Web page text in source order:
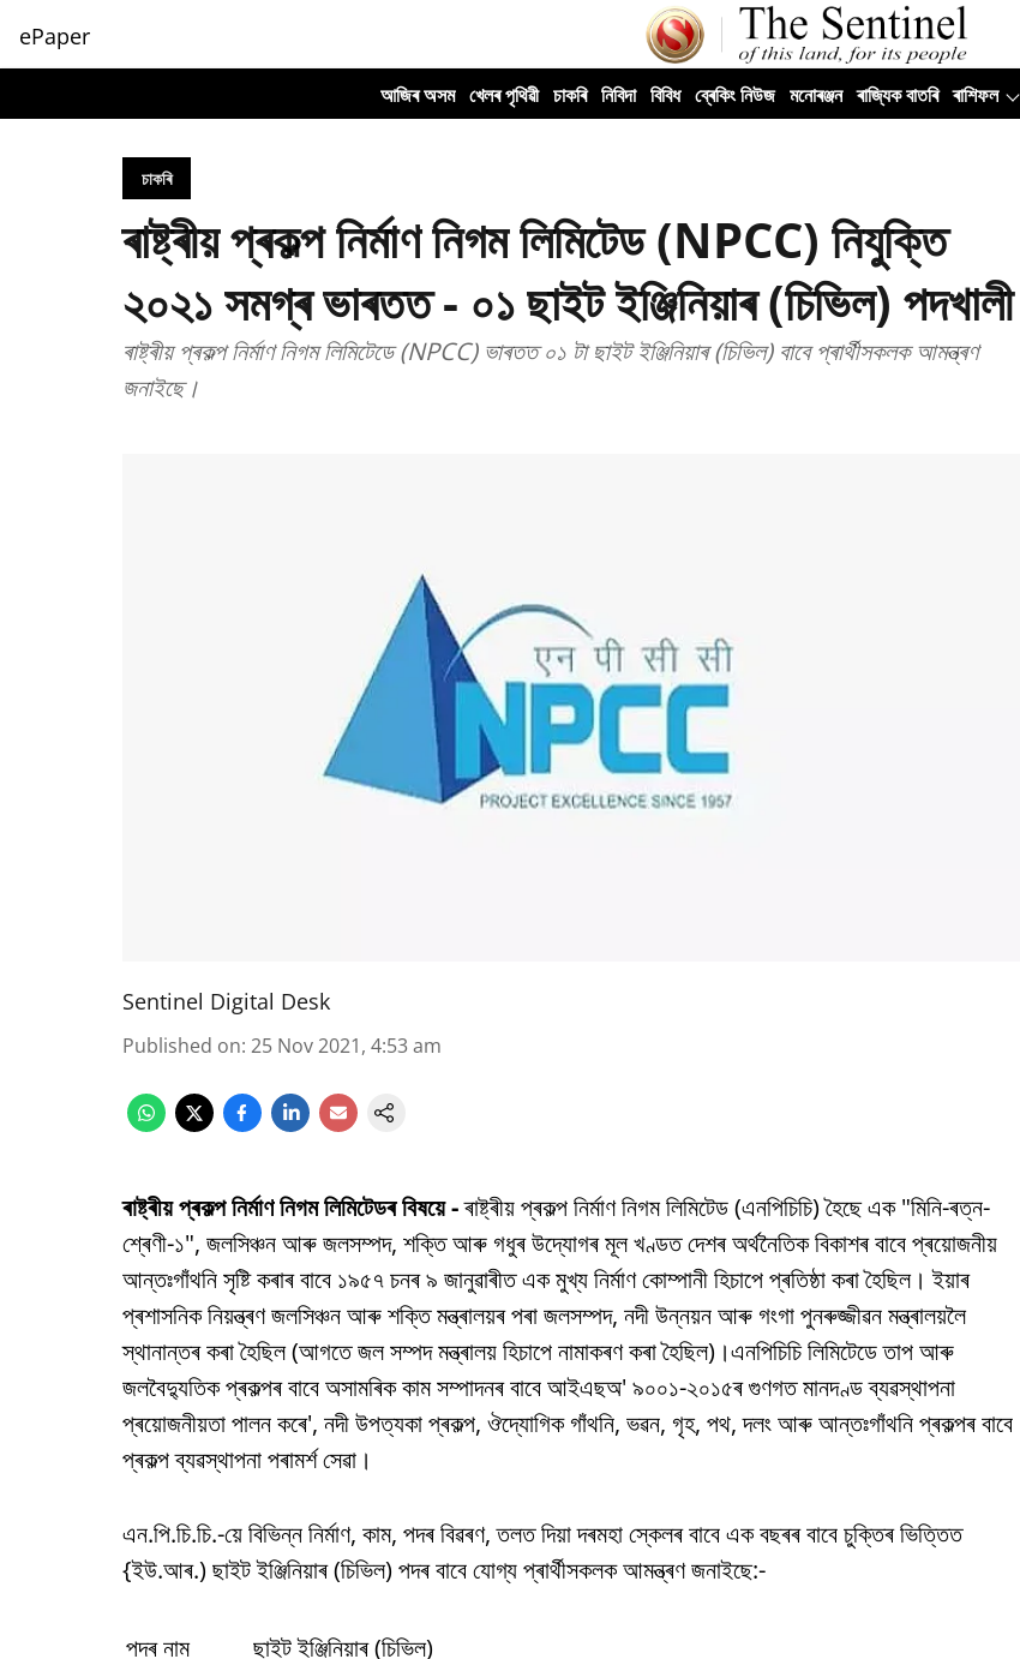
ePaper
আজিৰ অসম খেলৰ পৃথিৱী চাকৰি নিবিদা বিবিধ ব্ৰেকিং নিউজ মনোৰঞ্জন ৰাজ্যিক বাতৰি ৰাশিফল
চাকৰি
ৰাষ্ট্ৰীয় প্ৰকল্প নিৰ্মাণ নিগম লিমিটেড (NPCC) নিযুক্তি
২০২১ সমগ্ৰ ভাৰতত - ০১ ছাইট ইঞ্জিনিয়াৰ (চিভিল) পদখালী
ৰাষ্ট্ৰীয় প্ৰকল্প নিৰ্মাণ নিগম লিমিটেডে (NPCC) ভাৰতত ০১ টা ছাইট ইঞ্জিনিয়াৰ (চিভিল) বাবে প্ৰাৰ্থীসকলক আমন্ত্ৰণ
জনাইছে।
Sentinel Digital Desk
Published on: 25 Nov 2021, 4:53 am
ৰাষ্ট্ৰীয় প্ৰকল্প নিৰ্মাণ নিগম লিমিটেডৰ বিষয়ে -ৰাষ্ট্ৰীয় প্ৰকল্প নিৰ্মাণ নিগম লিমিটেড (এনপিচিচি) হৈছে এক "মিনি-ৰত্ন-
শ্ৰেণী-১", জলসিঞ্চন আৰু জলসম্পদ, শক্তি আৰু গধুৰ উদ্যোগৰ মূল খণ্ডত দেশৰ অৰ্থনৈতিক বিকাশৰ বাবে প্ৰয়োজনীয়
আন্তঃগাঁথনি সৃষ্টি কৰাৰ বাবে ১৯৫৭ চনৰ ৯ জানুৱাৰীত এক মুখ্য নিৰ্মাণ কোম্পানী হিচাপে প্ৰতিষ্ঠা কৰা হৈছিল। ইয়াৰ
প্ৰশাসনিক নিয়ন্ত্ৰণ জলসিঞ্চন আৰু শক্তি মন্ত্ৰালয়ৰ পৰা জলসম্পদ, নদী উন্নয়ন আৰু গংগা পুনৰুজ্জীৱন মন্ত্ৰালয়লৈ
স্থানান্তৰ কৰা হৈছিল (আগতে জল সম্পদ মন্ত্ৰালয় হিচাপে নামাকৰণ কৰা হৈছিল)।এনপিচিচি লিমিটেডে তাপ আৰু
জলবৈদ্যুতিক প্ৰকল্পৰ বাবে অসামৰিক কাম সম্পাদনৰ বাবে আইএছঅ' ৯০০১-২০১৫ৰ গুণগত মানদণ্ড ব্যৱস্থাপনা
প্ৰয়োজনীয়তা পালন কৰে', নদী উপত্যকা প্ৰকল্প, ঔদ্যোগিক গাঁথনি, ভৱন, গৃহ, পথ, দলং আৰু আন্তঃগাঁথনি প্ৰকল্পৰ বাবে
প্ৰকল্প ব্যৱস্থাপনা পৰামৰ্শ সেৱা।
এন.পি.চি.চি.-য়ে বিভিন্ন নিৰ্মাণ, কাম, পদৰ বিৱৰণ, তলত দিয়া দৰমহা স্কেলৰ বাবে এক বছৰৰ বাবে চুক্তিৰ ভিত্তিত
{ইউ.আৰ.) ছাইট ইঞ্জিনিয়াৰ (চিভিল) পদৰ বাবে যোগ্য প্ৰাৰ্থীসকলক আমন্ত্ৰণ জনাইছে:-
পদৰ নাম
ছাইট ইঞ্জিনিয়াৰ (চিভিল)